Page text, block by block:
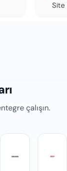
Site
çalışın.